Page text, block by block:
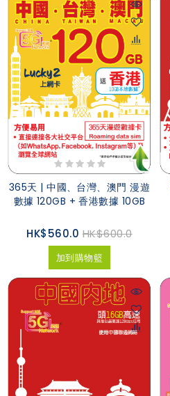
365天 | 中國、台灣、澳門 漫遊
數據 120GB + 香港數據 10GB
HK$560.0 HK$600.0
加到購物籃